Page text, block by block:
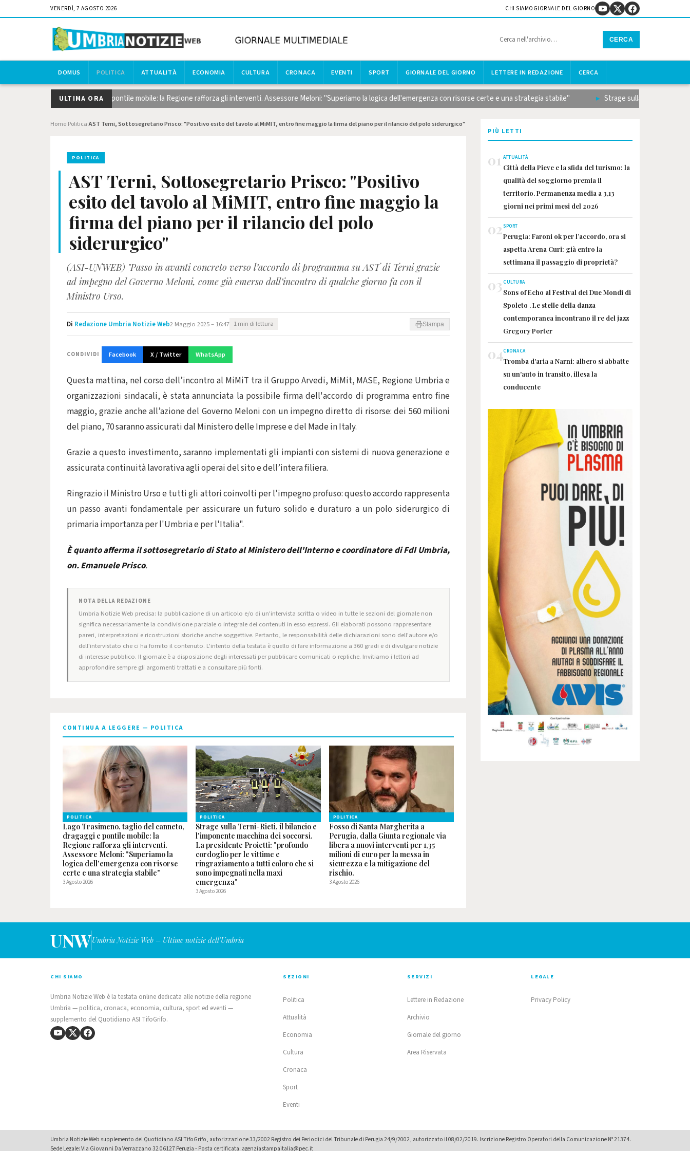
VENERDÌ, 7 AGOSTO 2026 CHI SIAMO GIORNALE DEL GIORNO
CERCA
DOMUS POLITICA ATTUALITÀ ECONOMIA CULTURA CRONACA EVENTI SPORT GIORNALE DEL GIORNO LETTERE IN REDAZIONE CERCA
ULTIMA ORA
del canneto, dragaggi e pontile mobile: la Regione rafforza gli interventi. Assessore Meloni: "Superiamo la logica dell'emergenza con risorse certe e una strategia stabile" Strage sulla Terni-Rieti, il
Home Politica ›AST Terni, Sottosegretario Prisco: "Positivo esito del tavolo al MiMIT, entro fine maggio la firma del piano per il rilancio del polo siderurgico"
POLITICA
AST Terni, Sottosegretario Prisco: "Positivo
esito del tavolo al MiMIT, entro fine maggio la
firma del piano per il rilancio del polo
siderurgico"
(ASI-UNWEB) "Passo in avanti concreto verso l’accordo di programma su AST di Terni grazie
ad impegno del Governo Meloni, come già emerso dall’incontro di qualche giorno fa con il
Ministro Urso.
Di Redazione Umbria Notizie Web2 Maggio 2025 – 16:47 1 min di lettura Stampa
CONDIVIDI Facebook X / Twitter WhatsApp
Questa mattina, nel corso dell’incontro al MiMiT tra il Gruppo Arvedi, MiMit, MASE, Regione Umbria e
organizzazioni sindacali, è stata annunciata la possibile firma dell'accordo di programma entro fine
maggio, grazie anche all’azione del Governo Meloni con un impegno diretto di risorse: dei 560 milioni
del piano, 70 saranno assicurati dal Ministero delle Imprese e del Made in Italy.
Grazie a questo investimento, saranno implementati gli impianti con sistemi di nuova generazione e
assicurata continuità lavorativa agli operai del sito e dell’intera filiera.
Ringrazio il Ministro Urso e tutti gli attori coinvolti per l'impegno profuso: questo accordo rappresenta
un passo avanti fondamentale per assicurare un futuro solido e duraturo a un polo siderurgico di
primaria importanza per l'Umbria e per l'Italia".
È quanto afferma il sottosegretario di Stato al Ministero dell'Interno e coordinatore di FdI Umbria,
on. Emanuele Prisco.
NOTA DELLA REDAZIONE
Umbria Notizie Web precisa: la pubblicazione di un articolo e/o di un'intervista scritta o video in tutte le sezioni del giornale non
significa necessariamente la condivisione parziale o integrale dei contenuti in esso espressi. Gli elaborati possono rappresentare
pareri, interpretazioni e ricostruzioni storiche anche soggettive. Pertanto, le responsabilità delle dichiarazioni sono dell'autore e/o
dell'intervistato che ci ha fornito il contenuto. L'intento della testata è quello di fare informazione a 360 gradi e di divulgare notizie
di interesse pubblico. Il giornale è a disposizione degli interessati per pubblicare comunicati o repliche. Invitiamo i lettori ad
approfondire sempre gli argomenti trattati e a consultare più fonti.
CONTINUA A LEGGERE — POLITICA
POLITICA
Lago Trasimeno, taglio del canneto,
dragaggi e pontile mobile: la
Regione rafforza gli interventi.
Assessore Meloni: "Superiamo la
logica dell'emergenza con risorse
certe e una strategia stabile"
3 Agosto 2026
POLITICA
Strage sulla Terni-Rieti, il bilancio e
l'imponente macchina dei soccorsi.
La presidente Proietti: "profondo
cordoglio per le vittime e
ringraziamento a tutti coloro che si
sono impegnati nella maxi
emergenza"
3 Agosto 2026
POLITICA
Fosso di Santa Margherita a
Perugia, dalla Giunta regionale via
libera a nuovi interventi per 1,35
milioni di euro per la messa in
sicurezza e la mitigazione del
rischio.
3 Agosto 2026
PIÙ LETTI
01 ATTUALITÀ
Città della Pieve e la sfida del turismo: la
qualità del soggiorno premia il
territorio. Permanenza media a 3,13
giorni nei primi mesi del 2026
02SPORT
Perugia: Faroni ok per l’accordo, ora si
aspetta Arena Curi: già entro la
settimana il passaggio di proprietà?
03CULTURA
Sons of Echo al Festival dei Due Mondi di
Spoleto . Le stelle della danza
contemporanea incontrano il re del jazz
Gregory Porter
04CRONACA
Tromba d'aria a Narni: albero si abbatte
su un'auto in transito, illesa la
conducente
UNWUmbria Notizie Web – Ultime notizie dell'Umbria
CHI SIAMO
Umbria Notizie Web è la testata online dedicata alle notizie della regione
Umbria — politica, cronaca, economia, cultura, sport ed eventi —
supplemento del Quotidiano ASI TifoGrifo.
SEZIONI
Politica
Attualità
Economia
Cultura
Cronaca
Sport
Eventi
SERVIZI
Lettere in Redazione
Archivio
Giornale del giorno
Area Riservata
LEGALE
Privacy Policy
Umbria Notizie Web supplemento del Quotidiano ASI TifoGrifo, autorizzazione 33/2002 Registro dei Periodici del Tribunale di Perugia 24/9/2002, autorizzato il 08/02/2019. Iscrizione Registro Operatori della Comunicazione N° 21374.
Sede Legale: Via Giovanni Da Verrazzano 32 06127 Perugia - Posta certificata: agenziastampaitalia@pec.it